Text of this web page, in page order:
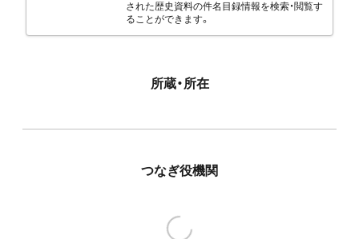
された歴史資料の件名目録情報を検索・閲覧す
ることができます。
所蔵・所在
つなぎ役機関